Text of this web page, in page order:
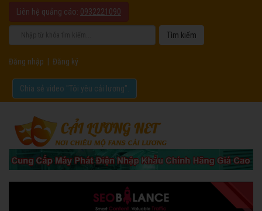
Liên hệ quảng cáo: 0932221090
Đăng nhập Đăng ký
Chia sẻ video "Tôi yêu cải lương".